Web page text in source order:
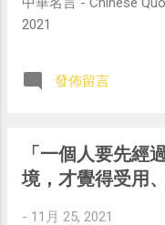
2021
發佈留言
「一個人要先經
境，才覺得受用
- 11月 25, 2021